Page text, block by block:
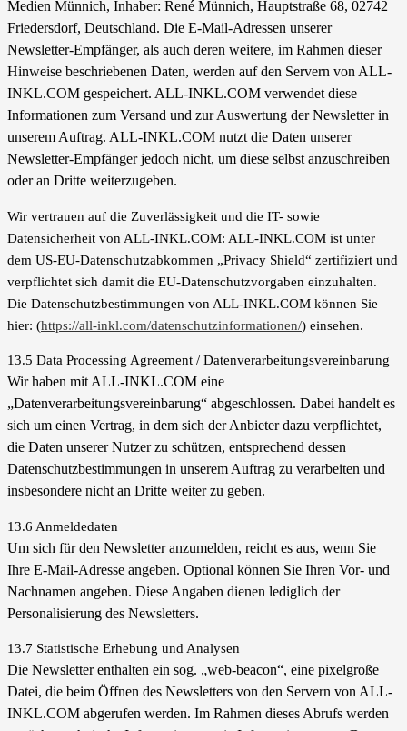
Medien Münnich, Inhaber: René Münnich, Hauptstraße 68, 02742
Friedersdorf, Deutschland. Die E-Mail-Adressen unserer
Newsletter-Empfänger, als auch deren weitere, im Rahmen dieser
Hinweise beschriebenen Daten, werden auf den Servern von ALL-
INKL.COM gespeichert. ALL-INKL.COM verwendet diese
Informationen zum Versand und zur Auswertung der Newsletter in
unserem Auftrag. ALL-INKL.COM nutzt die Daten unserer
Newsletter-Empfänger jedoch nicht, um diese selbst anzuschreiben
oder an Dritte weiterzugeben.
Wir vertrauen auf die Zuverlässigkeit und die IT- sowie
Datensicherheit von ALL-INKL.COM: ALL-INKL.COM ist unter
dem US-EU-Datenschutzabkommen „Privacy Shield“ zertifiziert und
verpflichtet sich damit die EU-Datenschutzvorgaben einzuhalten.
Die Datenschutzbestimmungen von ALL-INKL.COM können Sie
hier: (https://all-inkl.com/datenschutzinformationen/) einsehen.
13.5 Data Processing Agreement / Datenverarbeitungsvereinbarung
Wir haben mit ALL-INKL.COM eine
„Datenverarbeitungsvereinbarung“ abgeschlossen. Dabei handelt es
sich um einen Vertrag, in dem sich der Anbieter dazu verpflichtet,
die Daten unserer Nutzer zu schützen, entsprechend dessen
Datenschutzbestimmungen in unserem Auftrag zu verarbeiten und
insbesondere nicht an Dritte weiter zu geben.
13.6 Anmeldedaten
Um sich für den Newsletter anzumelden, reicht es aus, wenn Sie
Ihre E-Mail-Adresse angeben. Optional können Sie Ihren Vor- und
Nachnamen angeben. Diese Angaben dienen lediglich der
Personalisierung des Newsletters.
13.7 Statistische Erhebung und Analysen
Die Newsletter enthalten ein sog. „web-beacon“, eine pixelgroße
Datei, die beim Öffnen des Newsletters von den Servern von ALL-
INKL.COM abgerufen werden. Im Rahmen dieses Abrufs werden